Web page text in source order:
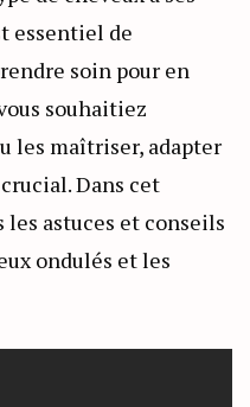
essentiel de
soin pour en
souhaitiez
les maîtriser, adapter
Dans cet
astuces et conseils
ondulés et les